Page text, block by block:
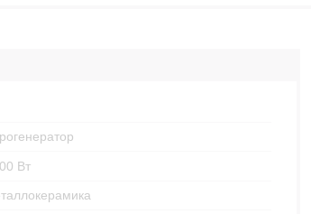
Вт